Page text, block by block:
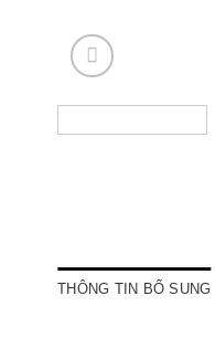
THÔNG TIN BỔ SUNG